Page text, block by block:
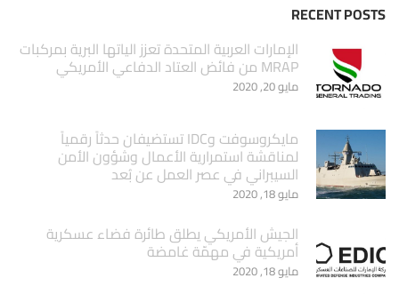
RECENT POSTS
الإمارات العربية المتحدة تعزز الياتها البرية بمركبات
MRAP من فائض العتاد الدفاعي الأمريكي
مايو 20, 2020
مايكروسوفت وIDC تستضيفان حدثاً رقمياً
لمناقشة استمرارية الأعمال وشؤون الأمن
السيبراني في عصر العمل عن بُعد
مايو 18, 2020
الجيش الأمريكي يطلق طائرة فضاء عسكرية
أمريكية في مهمّة غامضة
مايو 18, 2020